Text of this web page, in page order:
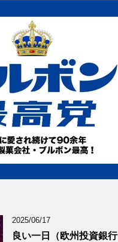
2025/06/17
良い一日（欧州投資銀行